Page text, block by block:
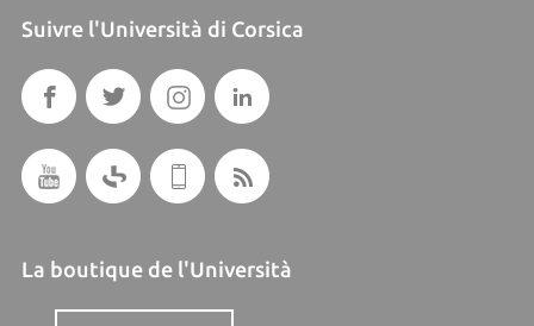
Suivre l'Università di Corsica
La boutique de l'Università